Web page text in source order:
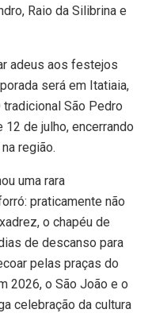
Raio da Silibrina e
adeus aos festejos
será em Itatiaia,
São Pedro
de julho, encerrando
região.
uma rara
praticamente não
o chapéu de
de descanso para
pelas praças do
2026, o São João e o
celebração da cultura